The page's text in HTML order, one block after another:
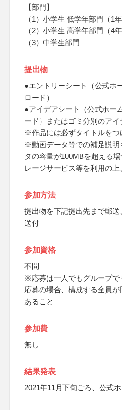
【部門】
（1）小学生 低学年部門（1
（2）小学生 高学年部門（4
（3）中学生部門
提出物
●エントリーシート（公式ホ
ロード）
●アイデアシート（公式ホー
ード）またはゴミ分別のア
※作品には必ずタイトルをつ
※動画データ等での補足説明
タの容量が100MBを超える
レージサービス等を利用の上
参加方法
提出物を下記提出先まで郵送
送付
参加資格
不問
※応募は一人でもグループで
応募の場合、構成する全員
あること
参加費
無し
結果発表
2021年11月下旬ごろ、公式